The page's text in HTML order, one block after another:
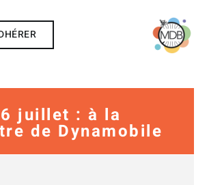
juillet : à la
de Dynamobile